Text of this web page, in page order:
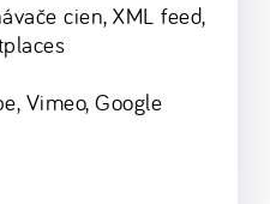
cien, XML feed,
Vimeo, Google